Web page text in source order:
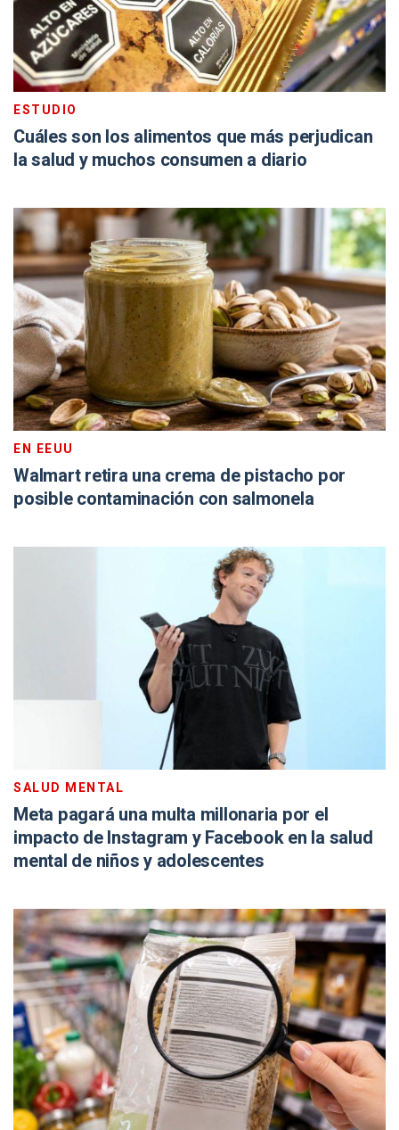
ESTUDIO
Cuáles son los alimentos que más perjudican
la salud y muchos consumen a diario
EN EEUU
Walmart retira una crema de pistacho por
posible contaminación con salmonela
SALUD MENTAL
Meta pagará una multa millonaria por el
impacto de Instagram y Facebook en la salud
mental de niños y adolescentes